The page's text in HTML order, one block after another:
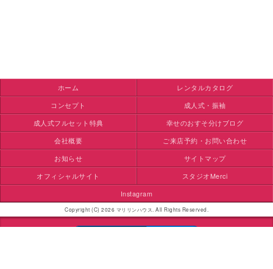
ホーム
レンタルカタログ
コンセプト
成人式・振袖
成人式フルセット特典
幸せのおすそ分けブログ
会社概要
ご来店予約・お問い合わせ
お知らせ
サイトマップ
オフィシャルサイト
スタジオMerci
Instagram
Copyright (C) 2026 マリリンハウス. All Rights Reserved.